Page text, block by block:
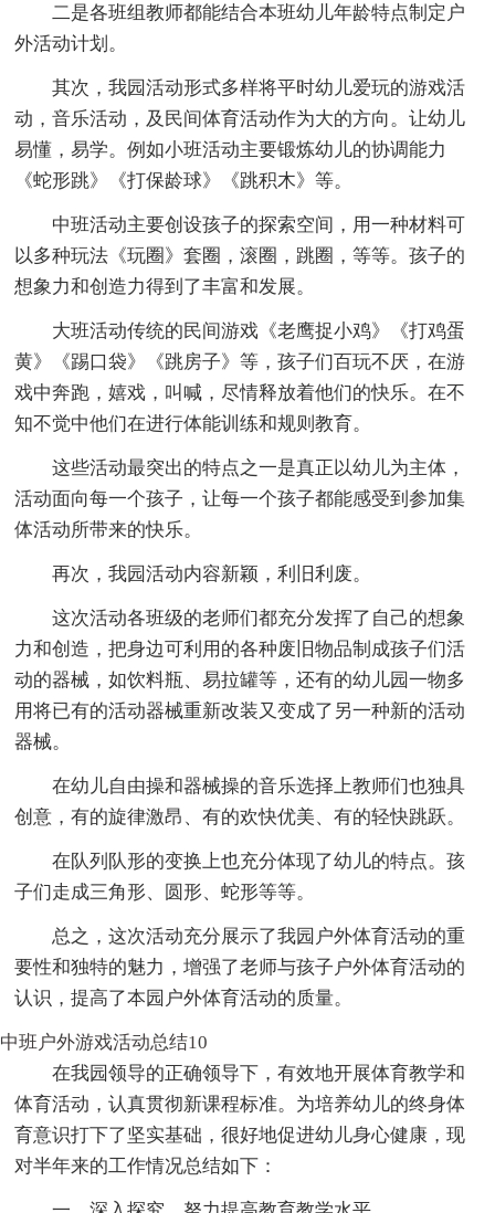
二是各班组教师都能结合本班幼儿年龄特点制定户
外活动计划。
其次，我园活动形式多样将平时幼儿爱玩的游戏活
动，音乐活动，及民间体育活动作为大的方向。让幼儿
易懂，易学。例如小班活动主要锻炼幼儿的协调能力
《蛇形跳》《打保龄球》《跳积木》等。
中班活动主要创设孩子的探索空间，用一种材料可
以多种玩法《玩圈》套圈，滚圈，跳圈，等等。孩子的
想象力和创造力得到了丰富和发展。
大班活动传统的民间游戏《老鹰捉小鸡》《打鸡蛋
黄》《踢口袋》《跳房子》等，孩子们百玩不厌，在游
戏中奔跑，嬉戏，叫喊，尽情释放着他们的快乐。在不
知不觉中他们在进行体能训练和规则教育。
这些活动最突出的特点之一是真正以幼儿为主体，
活动面向每一个孩子，让每一个孩子都能感受到参加集
体活动所带来的快乐。
再次，我园活动内容新颖，利旧利废。
这次活动各班级的老师们都充分发挥了自己的想象
力和创造，把身边可利用的各种废旧物品制成孩子们活
动的器械，如饮料瓶、易拉罐等，还有的幼儿园一物多
用将已有的活动器械重新改装又变成了另一种新的活动
器械。
在幼儿自由操和器械操的音乐选择上教师们也独具
创意，有的旋律激昂、有的欢快优美、有的轻快跳跃。
在队列队形的变换上也充分体现了幼儿的特点。孩
子们走成三角形、圆形、蛇形等等。
总之，这次活动充分展示了我园户外体育活动的重
要性和独特的魅力，增强了老师与孩子户外体育活动的
认识，提高了本园户外体育活动的质量。
中班户外游戏活动总结10
在我园领导的正确领导下，有效地开展体育教学和
体育活动，认真贯彻新课程标准。为培养幼儿的终身体
育意识打下了坚实基础，很好地促进幼儿身心健康，现
对半年来的工作情况总结如下：